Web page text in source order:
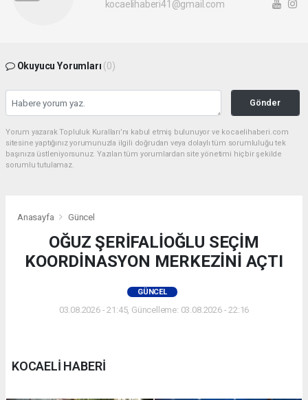
kocaelihaberi41@gmail.com
Okuyucu Yorumları (0)
Gönder
Yorum yazarak Topluluk Kuralları’nı kabul etmiş bulunuyor ve kocaelihaberi.com
sitesine yaptığınız yorumunuzla ilgili doğrudan veya dolaylı tüm sorumluluğu tek
başınıza üstleniyorsunuz. Yazılan tüm yorumlardan site yönetimi hiçbir şekilde
sorumlu tutulamaz.
Anasayfa Güncel
OĞUZ ŞERİFALİOĞLU SEÇİM
KOORDİNASYON MERKEZİNİ AÇTI
GÜNCEL
03.08.2026 - 21:45, Güncelleme: 03.08.2026 - 22:16
KOCAELİ HABERİ